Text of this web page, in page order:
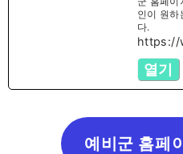
인이 원하
다.
https://
열기
예비군 홈페